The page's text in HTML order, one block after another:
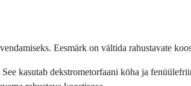
Eesmärk on vältida rahustavate
kasutab dekstrometorfaani köha ja